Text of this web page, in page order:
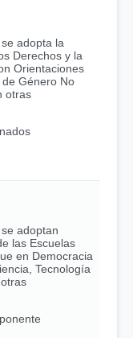
adopta la
Derechos y la
Orientaciones
Género No
otras
adoptan
las Escuelas
en Democracia
Tecnología